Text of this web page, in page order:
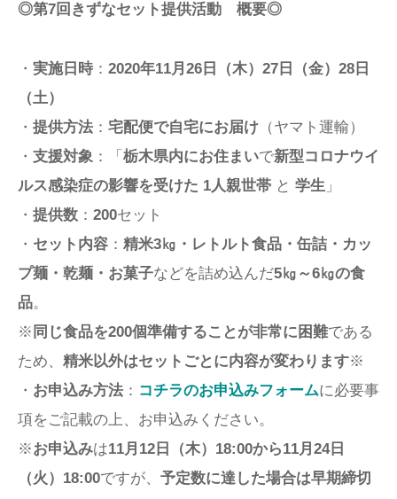
◎第7回きずなセット提供活動 概要◎
・ 実施日時 ： 2020年11月26日（木）27日（金）28日
（土）
・ 提供方法 ： 宅配便で自宅にお届け （ヤマト運輸）
・ 支援対象 ：「 栃木県内にお住まいで新型コロナウイ
ルス感染症の影響を受けた 1人親世帯 と 学生 」
・ 提供数 ： 200セット
・ セット内容 ： 精米3㎏・レトルト食品・缶詰・カッ
プ麺・乾麺・お菓子などを詰め込んだ5㎏～6㎏の食
品。
※ 同じ食品を200個準備することが非常に困難である
ため、 精米以外はセットごとに内容が変わります※
・ お申込み方法 ： コチラのお申込みフォームに必要事
項をご記載の上、お申込みください。
※お申込みは11月12日（木）18:00から11月24日
（火）18:00ですが、 予定数に達した場合は早期締切